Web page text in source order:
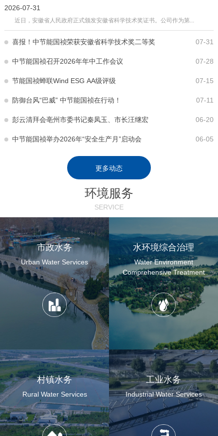
2026-07-31
近日，安徽省人民政府正式颁发安徽省科学技术奖证书。公司作为第...
喜报！中节能国祯荣获安徽省科学技术奖二等奖 07-31
中节能国祯召开2026年年中工作会议 07-28
节能国祯蝉联Wind ESG AA级评级 07-15
防御台风“巴威” 中节能国祯在行动！ 07-11
彭云清拜会亳州市委书记秦凤玉、市长汪继宏 06-20
中节能国祯举办2026年“安全生产月”启动会 06-05
更多动态
环境服务
SERVICE
市政水务
Urban Water Services
水环境综合治理
Water Environment
Comprehensive Treatment
村镇水务
Rural Water Services
工业水务
Industrial Water Services